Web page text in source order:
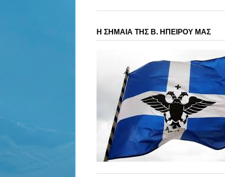
Η ΣΗΜΑΙΑ ΤΗΣ Β. ΗΠΕΙΡΟΥ ΜΑΣ